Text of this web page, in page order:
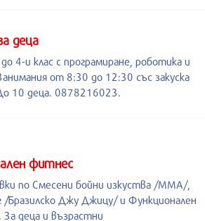
деца
4-и клас с програмиране, роботика и
от 8:30 до 12:30 със закуска
10 деца. 0878216023.
фитнес
по Смесени бойни изкуства /MMA/,
/Бразилско Джу Джицу/ и Функционален
деца и възрастни